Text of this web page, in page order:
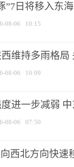
”7日将移入东
08-06 10:15
维持多雨格局
08-06 10:09
进一步减弱
08-06 07:50
西北方向快